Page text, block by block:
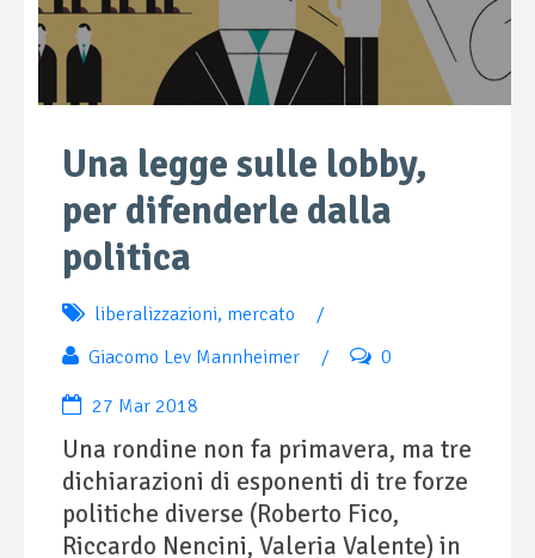
Una legge sulle lobby,
per difenderle dalla
politica
liberalizzazioni, mercato
/
Giacomo Lev Mannheimer
/ 0
27 Mar 2018
Una rondine non fa primavera, ma tre
dichiarazioni di esponenti di tre forze
politiche diverse (Roberto Fico,
Riccardo Nencini, Valeria Valente) in